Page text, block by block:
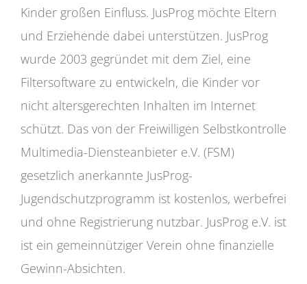
Kinder großen Einfluss. JusProg möchte Eltern
und Erziehende dabei unterstützen. JusProg
wurde 2003 gegründet mit dem Ziel, eine
Filtersoftware zu entwickeln, die Kinder vor
nicht altersgerechten Inhalten im Internet
schützt. Das von der Freiwilligen Selbstkontrolle
Multimedia-Diensteanbieter e.V. (FSM)
gesetzlich anerkannte JusProg-
Jugendschutzprogramm ist kostenlos, werbefrei
und ohne Registrierung nutzbar. JusProg e.V. ist
ist ein gemeinnütziger Verein ohne finanzielle
Gewinn-Absichten.